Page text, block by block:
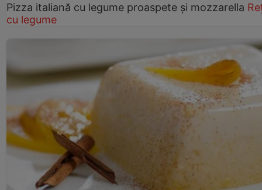
Pizza italiană cu legume proaspete și mozzarella
cu legume